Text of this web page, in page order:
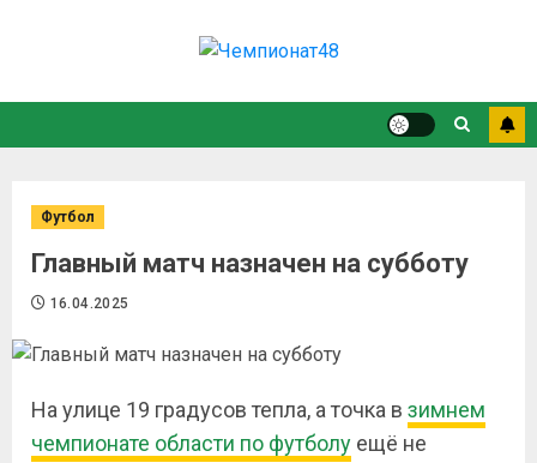
Футбол
Главный матч назначен на субботу
16.04.2025
На улице 19 градусов тепла, а точка в зимнем
чемпионате области по футболу ещё не